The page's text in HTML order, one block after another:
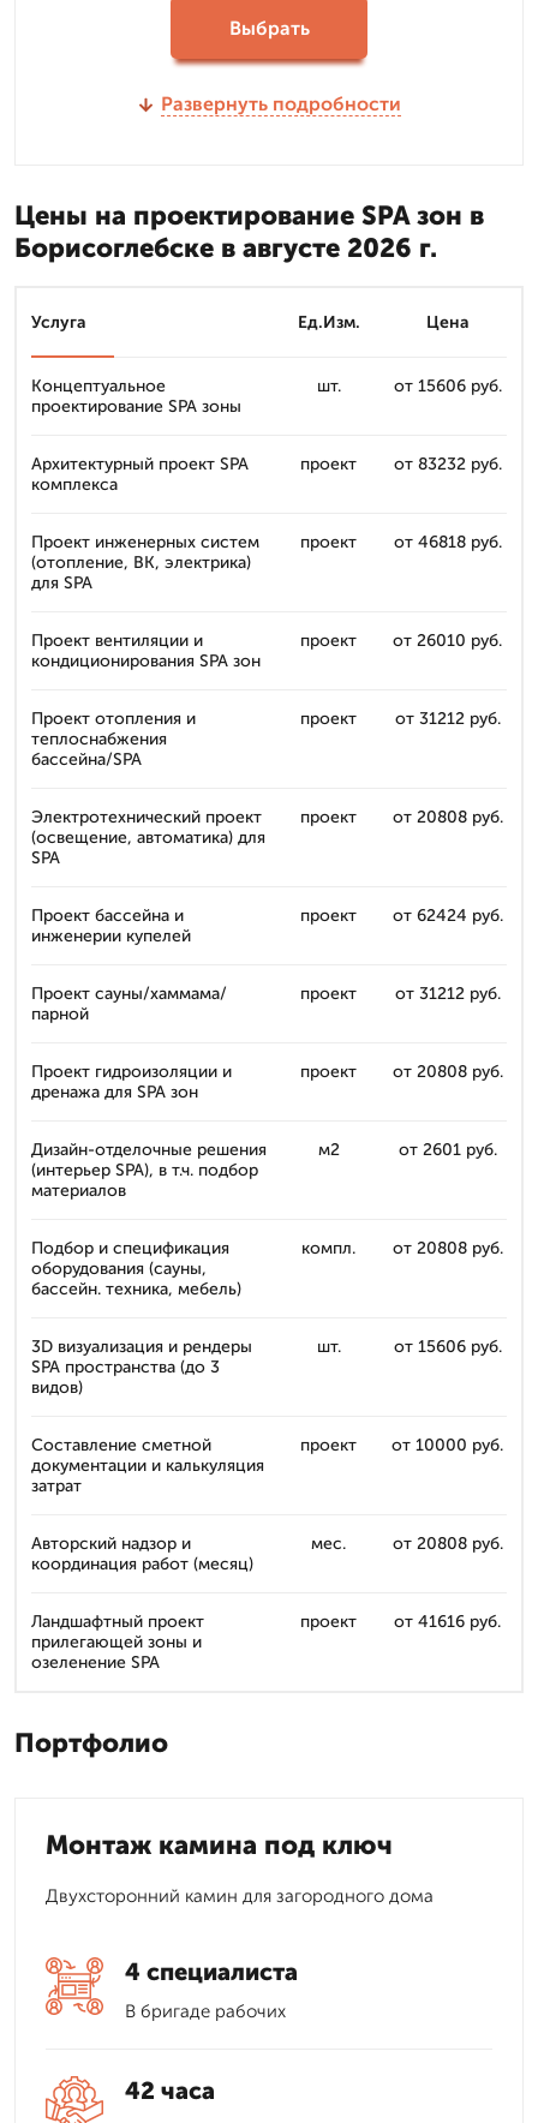
Выбрать
Развернуть подробности
Цены на проектирование SPA зон в
Борисоглебске в августе 2026 г.
Услуга Ед.Изм. Цена
Концептуальное
проектирование SPA зоны
шт. от 15606 руб.
Архитектурный проект SPA
комплекса
проект от 83232 руб.
Проект инженерных систем
(отопление, ВК, электрика)
для SPA
проект от 46818 руб.
Проект вентиляции и
кондиционирования SPA зон
проект от 26010 руб.
Проект отопления и
теплоснабжения
бассейна/SPA
проект от 31212 руб.
Электротехнический проект
(освещение, автоматика) для
SPA
проект от 20808 руб.
Проект бассейна и
инженерии купелей
проект от 62424 руб.
Проект сауны/хаммама/
парной
проект от 31212 руб.
Проект гидроизоляции и
дренажа для SPA зон
проект от 20808 руб.
Дизайн-отделочные решения
(интерьер SPA), в т.ч. подбор
материалов
м2 от 2601 руб.
Подбор и спецификация
оборудования (сауны,
бассейн. техника, мебель)
компл. от 20808 руб.
3D визуализация и рендеры
SPA пространства (до 3
видов)
шт. от 15606 руб.
Составление сметной
документации и калькуляция
затрат
проект от 10000 руб.
Авторский надзор и
координация работ (месяц)
мес. от 20808 руб.
Ландшафтный проект
прилегающей зоны и
озеленение SPA
проект от 41616 руб.
Портфолио
Монтаж камина под ключ
Двухсторонний камин для загородного дома
4 специалиста
В бригаде рабочих
42 часа